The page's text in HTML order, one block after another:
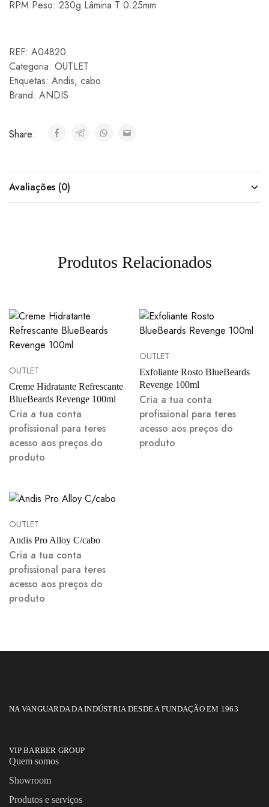
RPM Peso: 230g Lâmina T 0.25mm
REF: A04820
Categoria: OUTLET
Etiquetas: Andis, cabo
Brand: ANDIS
Share:
Avaliações (0)
Produtos Relacionados
OUTLET
Creme Hidratante Refrescante
BlueBeards Revenge 100ml
Cria a tua conta
profissional para teres
acesso aos preços do
produto
OUTLET
Exfoliante Rosto BlueBeards
Revenge 100ml
Cria a tua conta
profissional para teres
acesso aos preços do
produto
OUTLET
Andis Pro Alloy C/cabo
Cria a tua conta
profissional para teres
acesso aos preços do
produto
NA VANGUARDA DA INDÚSTRIA DESDE A FUNDAÇÃO EM 1963
VIP BARBER GROUP
Quem somos
Showroom
Produtos e serviços